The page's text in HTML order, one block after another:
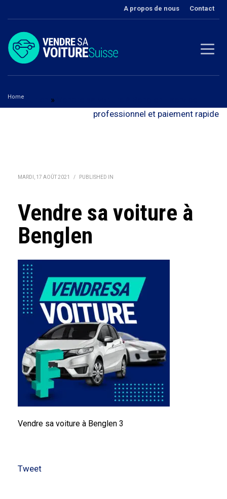
A propos de nous Contact
Home »
professionnel et paiement rapide
MARDI, 17 AOÛT 2021 / PUBLISHED IN
Vendre sa voiture à
Benglen
Vendre sa voiture à Benglen 3
Tweet